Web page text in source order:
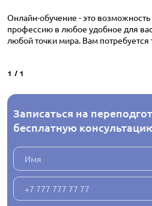
Онлайн-обучение - это
профессию в любое удобное для
любой точки мира. Вам
1 / 1
Записаться на
бесплатную